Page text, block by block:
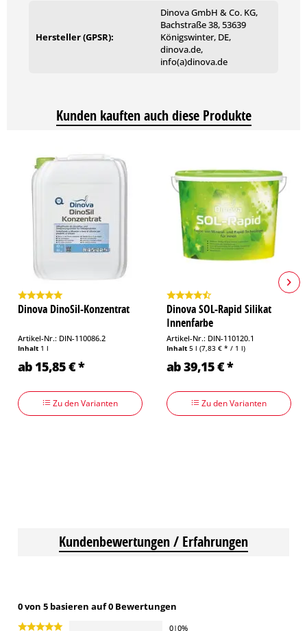
18 kg
Hersteller (GPSR):
Dinova GmbH & Co. KG,
Bachstraße 38, 53639
Königswinter, DE,
dinova.de,
info(a)dinova.de
Kunden kauften auch diese Produkte
Dinova DinoSil-Konzentrat
Artikel-Nr.: DIN-110086.2
Inhalt 1 l
ab 15,85 € *
Zu den Varianten
Dinova SOL-Rapid Silikat
Innenfarbe
Artikel-Nr.: DIN-110120.1
Inhalt 5 l (7,83 € * / 1 l)
ab 39,15 € *
Zu den Varianten
Kundenbewertungen / Erfahrungen
0 von 5 basieren auf 0 Bewertungen
0|0%